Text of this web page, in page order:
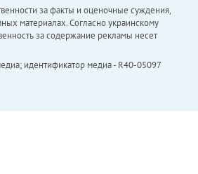
за факты и оценочные суждения,
материалах. Согласно украинскому
за содержание рекламы несет
идентификатор медиа - R40-05097